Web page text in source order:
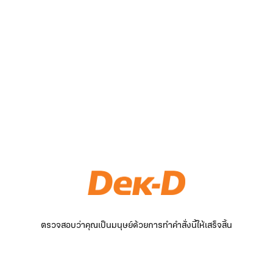
ตรวจสอบว่าคุณเป็นมนุษย์ด้วยการทำคำสั่งนี้ให้เสร็จสิ้น